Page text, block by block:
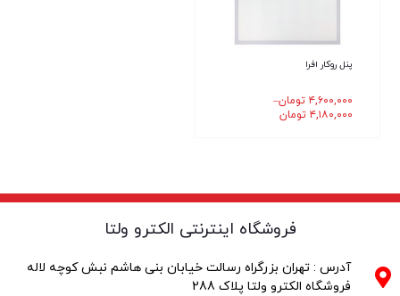
پنل روکار افرا
۴,۶۰۰,۰۰۰ تومان–
۴,۱۸۰,۰۰۰ تومان
فروشگاه اینترنتی الکترو ولتا
آدرس : تهران بزرگراه رسالت خیابان بنی هاشم نبش کوچه لاله
فروشگاه الکترو ولتا پلاک 288